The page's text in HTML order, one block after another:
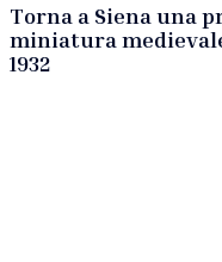
Torna a Siena una
miniatura
1932